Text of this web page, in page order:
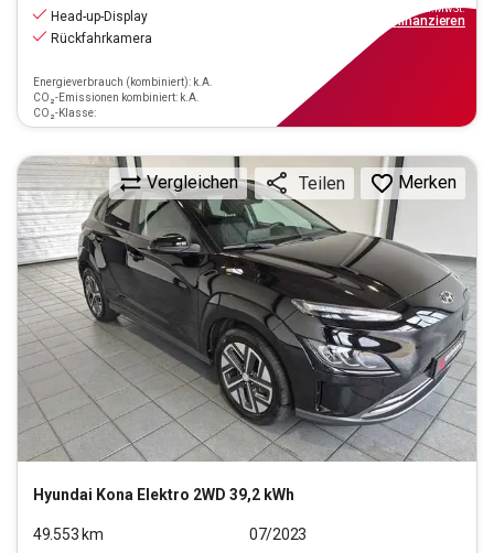
Head-up-Display
Rückfahrkamera
Energieverbrauch (kombiniert): k.A.
CO₂-Emissionen kombiniert: k.A.
CO₂-Klasse:
inkl.MwSt.
finanzieren
Hyundai Kona Elektro 2WD 39,2 kWh
Vergleichen Teilen Merken
49.553 km
07/2023